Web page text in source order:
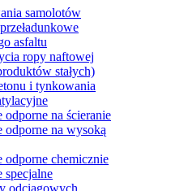
samolotów
asfaltu
ropy naftowej
stałych)
i tynkowania
odporne na ścieranie
odporne na wysoką
odporne chemicznie
specjalne